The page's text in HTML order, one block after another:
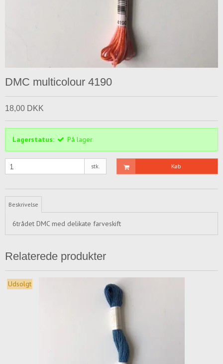
DMC multicolour 4190
18,00 DKK
Lagerstatus: På lager
stk. Køb
Beskrivelse
6trådet DMC med delikate farveskift
Relaterede produkter
Udsolgt